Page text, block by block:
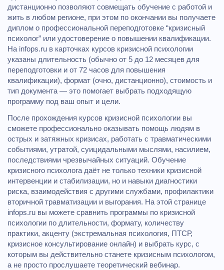
дистанционно позволяют совмещать обучение с работой и
жить в любом регионе, при этом по окончании вы получаете
диплом о профессиональной переподготовке “кризисный
психолог” или удостоверение о повышении квалификации.
На infops.ru в карточках курсов кризисной психологии
указаны длительность (обычно от 5 до 12 месяцев для
переподготовки и от 72 часов для повышения
квалификации), формат (очно, дистанционно), стоимость и
тип документа — это помогает выбрать подходящую
программу под ваш опыт и цели.
После прохождения курсов кризисной психологии вы
сможете профессионально оказывать помощь людям в
острых и затяжных кризисах, работать с травматическими
событиями, утратой, суицидальными мыслями, насилием,
последствиями чрезвычайных ситуаций. Обучение
кризисного психолога даёт не только техники кризисной
интервенции и стабилизации, но и навыки диагностики
риска, взаимодействия с другими службами, профилактики
вторичной травматизации и выгорания. На этой странице
infops.ru вы можете сравнить программы по кризисной
психологии по длительности, формату, количеству
практики, акценту (экстремальная психология, ПТСР,
кризисное консультирование онлайн) и выбрать курс, с
которым вы действительно станете кризисным психологом,
а не просто прослушаете теоретический вебинар.